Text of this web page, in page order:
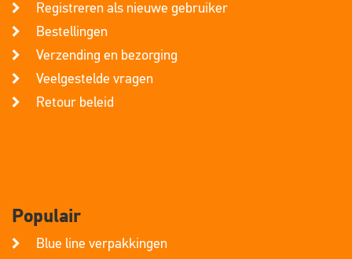
Registreren als nieuwe gebruiker
Bestellingen
Verzending en bezorging
Veelgestelde vragen
Retour beleid
Populair
Blue line verpakkingen